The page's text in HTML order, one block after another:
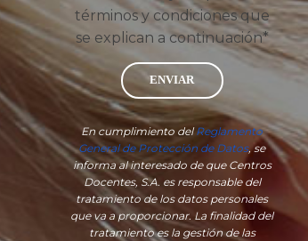
términos y condiciones que
se explican a continuación*
ENVIAR
En cumplimiento delReglamento
General de Protección de Datos, se
informa al interesado de que Centros
Docentes, S.A. es responsable del
tratamiento de los datos personales
que va a proporcionar. La finalidad del
tratamiento es la gestión de las